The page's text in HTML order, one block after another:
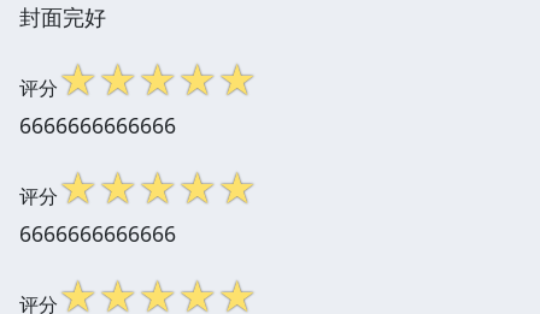
封面完好
评分☆☆☆☆☆
6666666666666
评分☆☆☆☆☆
6666666666666
评分☆☆☆☆☆